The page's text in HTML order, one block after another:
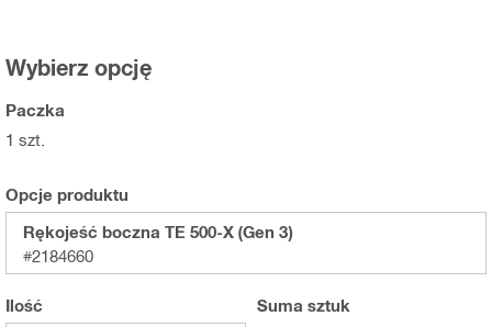
Wybierz opcję
Paczka
1 szt.
Opcje produktu
Rękojeść boczna TE 500-X (Gen 3)
#2184660
Ilość Suma sztuk